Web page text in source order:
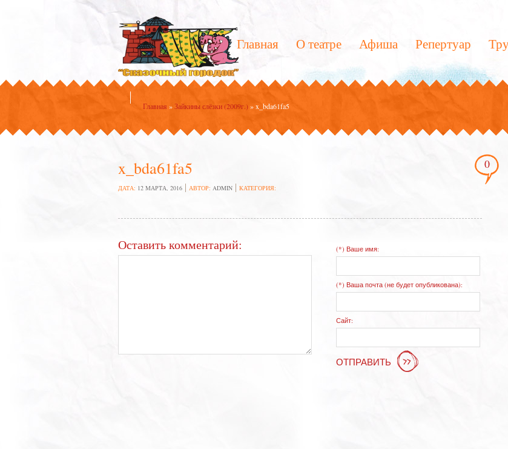
Главная О театре Афиша Репертуар
Главная »Зайкины слёзки (2009г.)»x_bda61fa5
x_bda61fa5
ДАТА: 12 МАРТА, 2016 АВТОР: ADMIN КАТЕГОРИЯ:
0
Оставить комментарий: (*) Ваше имя:
(*) Ваша почта (не будет опубликована):
Сайт:
ОТПРАВИТЬ